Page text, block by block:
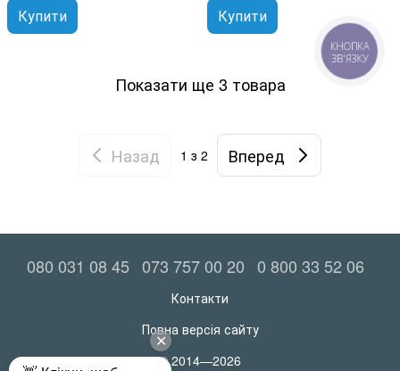
Купити Купити
Показати ще 3 товара
Назад 1 з 2 Вперед
080 031 08 45 073 757 00 20 0 800 33 52 06
Контакти
Повна версія сайту
© 2014—2026
КНОПКА
ЗВ'ЯЗКУ